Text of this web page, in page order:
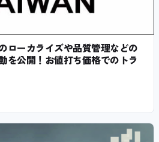
ローカライズや品質管理などの
を公開！お値打ち価格でのトラ